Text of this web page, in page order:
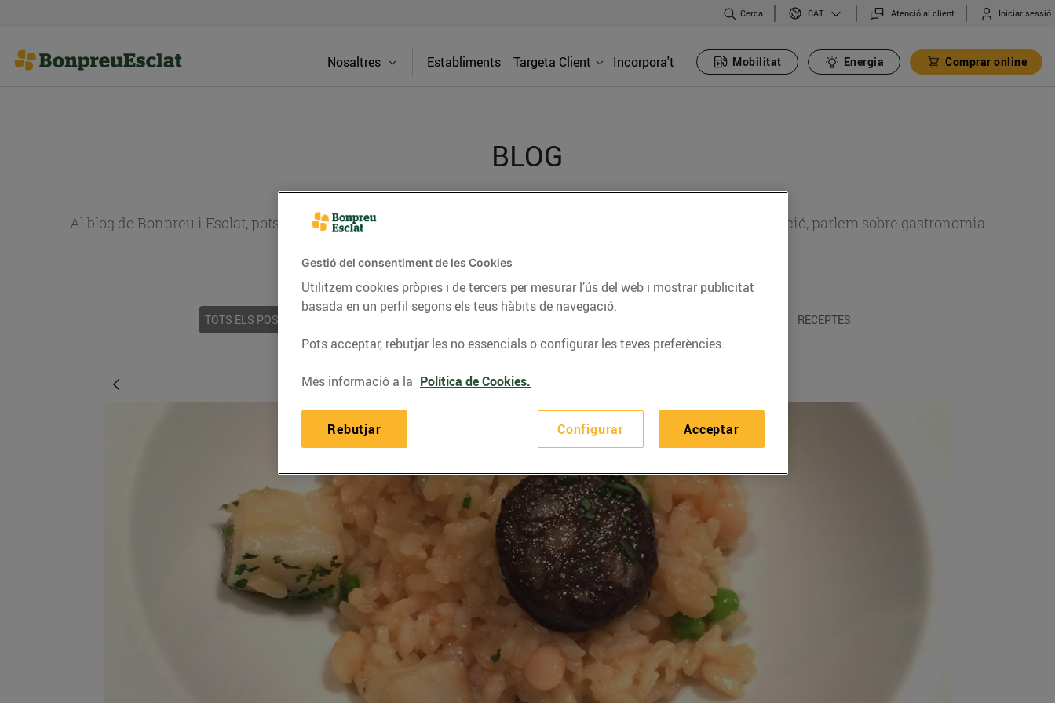
Cerca CAT Atenció al client Iniciar sessió
Nosaltres Establiments Targeta Client Incorpora't Mobilitat Energia Comprar online
BLOG
Al blog de Bonpreu i Esclat, pots trobar receptes, consells nutricionals, informació d’actualitat sobre alimentació, parlem sobre gastronomia
TOTS ELS POSTS RECEPTES
Gestió del consentiment de les Cookies
Utilitzem cookies pròpies i de tercers per mesurar l’ús del web i mostrar publicitat
basada en un perfil segons els teus hàbits de navegació.
Pots acceptar, rebutjar les no essencials o configurar les teves preferències.
Més informació a la Política de Cookies.
Configurar
Rebutjar Acceptar